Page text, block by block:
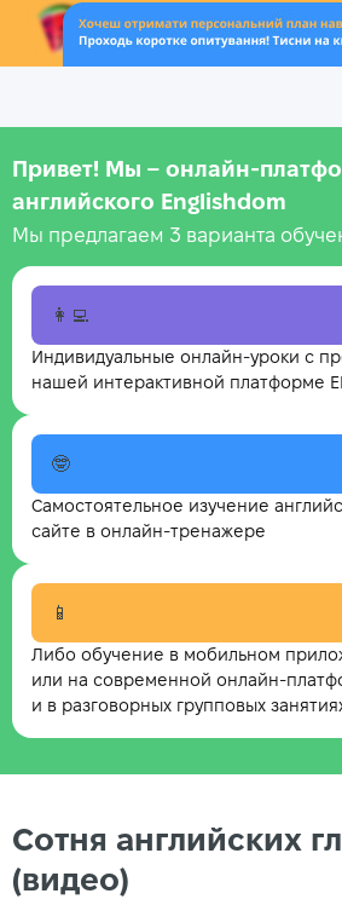
.
Привет! Мы –
английского Englishdom
Мы предлагаем 3 варианта
👩‍💻
Индивидуальные онлайн-уроки с
нашей интерактивной платформе
🤓
Самостоятельное изучение
сайте в онлайн-тренажере
📱
Либо обучение в мобильном
или на современной онлайн-
и в разговорных групповых
Сотня английских
(видео)